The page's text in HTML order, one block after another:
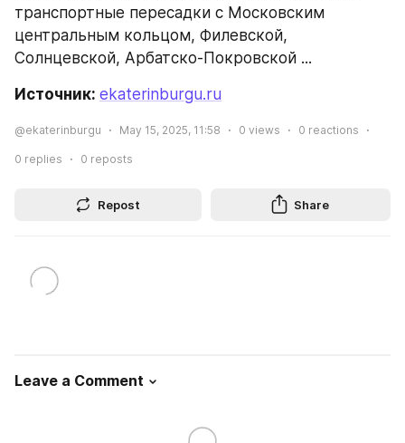
транспортные пересадки с Московским
центральным кольцом, Филевской,
Солнцевской, Арбатско-Покровской ...
Источник: ekaterinburgu.ru
@ekaterinburgu May 15, 2025, 11:58 0 views 0 reactions
0 replies 0 reposts
Repost Share
Leave a Comment